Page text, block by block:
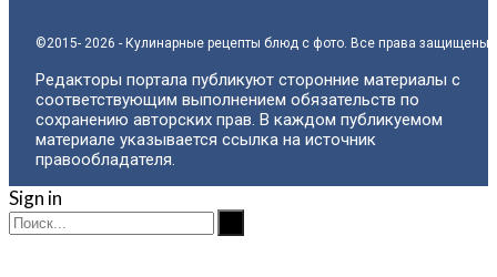
©2015- 2026 - Кулинарные рецепты блюд с фото. Все права защищены.
Редакторы портала публикуют сторонние материалы с
соответствующим выполнением обязательств по
сохранению авторских прав. В каждом публикуемом
материале указывается ссылка на источник
правообладателя.
Sign in